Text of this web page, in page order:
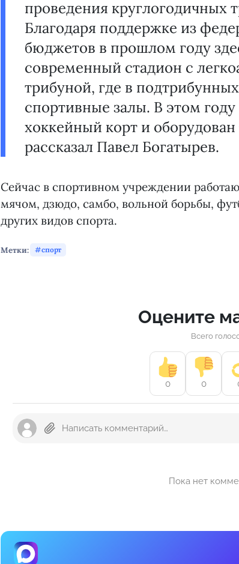
проведения круглогодичных
Благодаря поддержке из
бюджетов в прошлом году
современный стадион с
трибуной, где в
спортивные залы. В этом
хоккейный корт и
рассказал Павел Богатырев.
Сейчас в спортивном учреждении
мячом, дзюдо, самбо, вольной борьбы,
других видов спорта.
Метки: спорт
Оцените
Всего
0 0
Пока нет